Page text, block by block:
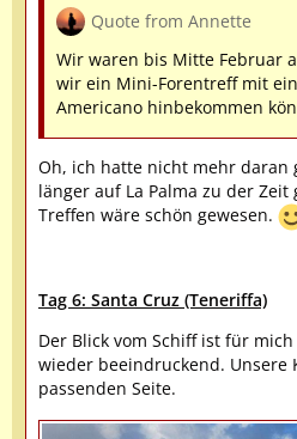
Quote from Annette
Wir waren bis Mitte Februar
wir ein Mini-Forentreff mit
Americano hinbekommen
Oh, ich hatte nicht mehr daran
länger auf La Palma zu der Zeit
Treffen wäre schön gewesen.
Tag 6: Santa Cruz (Teneriffa)
Der Blick vom Schiff ist für
wieder beeindruckend. Unsere
passenden Seite.